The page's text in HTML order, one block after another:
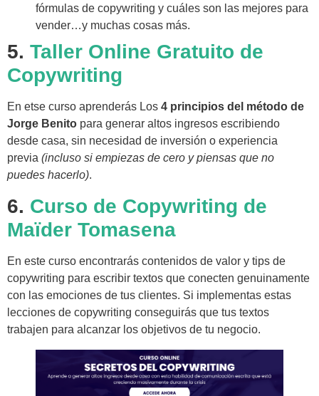
fórmulas de copywriting y cuáles son las mejores para
vender…y muchas cosas más.
5. Taller Online Gratuito de
Copywriting
En etse curso aprenderás Los 4 principios del método de
Jorge Benito para generar altos ingresos escribiendo
desde casa, sin necesidad de inversión o experiencia
previa (incluso si empiezas de cero y piensas que no
puedes hacerlo).
6. Curso de Copywriting de
Maïder Tomasena
En este curso encontrarás contenidos de valor y tips de
copywriting para escribir textos que conecten genuinamente
con las emociones de tus clientes. Si implementas estas
lecciones de copywriting conseguirás que tus textos
trabajen para alcanzar los objetivos de tu negocio.